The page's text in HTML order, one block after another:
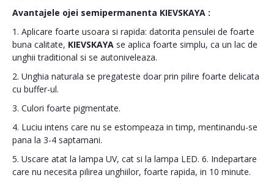
Avantajele ojei semipermanenta KIEVSKAYA :
1. Aplicare foarte usoara si rapida: datorita pensulei de foarte
buna calitate, KIEVSKAYA se aplica foarte simplu, ca un lac de
unghii traditional si se autoniveleaza.
2. Unghia naturala se pregateste doar prin pilire foarte delicata
cu buffer-ul.
3. Culori foarte pigmentate.
4. Luciu intens care nu se estompeaza in timp, mentinandu-se
pana la 3-4 saptamani.
5. Uscare atat la lampa UV, cat si la lampa LED. 6. Indepartare
care nu necesita pilirea unghiilor, foarte rapida, in 10 minute.